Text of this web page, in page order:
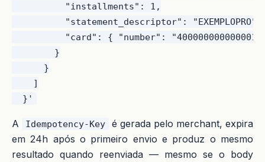
          "installments": 1,
          "statement_descriptor": "EXEMPLOPRO",
"card": { "number":
        }
      }
    ]
A Idempotency-Key
é gerada pelo merchant, expira
em 24h após o primeiro envio e produz o mesmo
resultado quando reenviada — mesmo se o body